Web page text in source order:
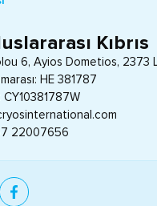
Kıbrıs
6, Ayios Dometios, 2373
HE 381787
CY10381787W
22007656